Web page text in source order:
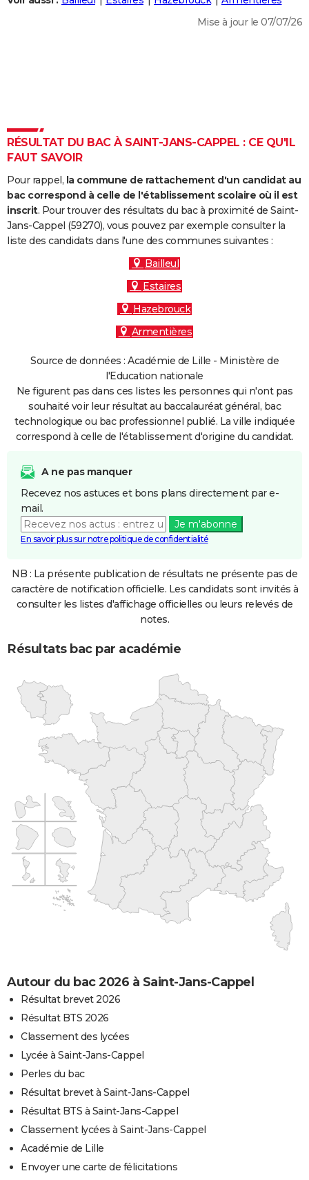
DICTIONNAIRE
Dictionnaire
Biographies
Citations
Expressions
Proverbes
PROGRAMME TV
COPAINS D'AVANT
S'inscrire
Se connecter
Lycées
Collèges
Primaires
Universités
Entreprises
Service militaire
Avis de recherche
AVIS DE DÉCÈS
FORUM
Mise à jour le 07/07/26
RÉSULTAT DU BAC À SAINT-JANS-CAPPEL : CE QU'IL
FAUT SAVOIR
Pour rappel, la commune de rattachement d'un candidat au
bac correspond à celle de l'établissement scolaire où il est
inscrit. Pour trouver des résultats du bac à proximité de Saint-
Jans-Cappel (59270), vous pouvez par exemple consulter la
liste des candidats dans l'une des communes suivantes :
Bailleul
Estaires
Hazebrouck
Armentières
Source de données : Académie de Lille - Ministère de
l'Education nationale
Ne figurent pas dans ces listes les personnes qui n'ont pas
souhaité voir leur résultat au baccalauréat général, bac
technologique ou bac professionnel publié. La ville indiquée
correspond à celle de l'établissement d'origine du candidat.
A ne pas manquer
Recevez nos astuces et bons plans directement par e-
mail.
Je m'abonne
En savoir plus sur notre politique de confidentialité
NB : La présente publication de résultats ne présente pas de
caractère de notification officielle. Les candidats sont invités à
consulter les listes d'affichage officielles ou leurs relevés de
notes.
Résultats bac par académie
Autour du bac 2026 à Saint-Jans-Cappel
Résultat brevet 2026
Résultat BTS 2026
Classement des lycées
Lycée à Saint-Jans-Cappel
Perles du bac
Résultat brevet à Saint-Jans-Cappel
Résultat BTS à Saint-Jans-Cappel
Classement lycées à Saint-Jans-Cappel
Académie de Lille
Envoyer une carte de félicitations